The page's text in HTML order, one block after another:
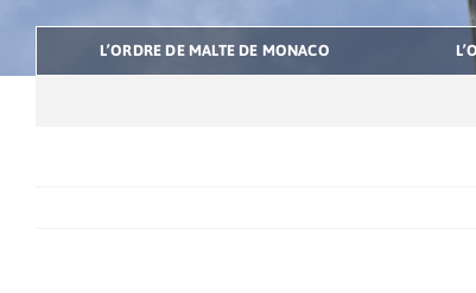
L’ORDRE DE MALTE DE MONACO